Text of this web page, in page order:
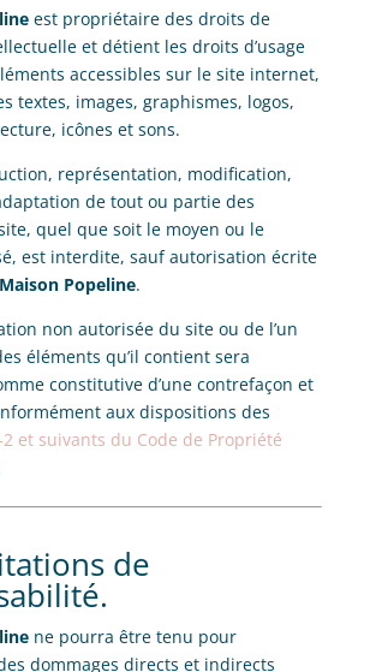
est propriétaire des droits de
et détient les droits d’usage
accessibles sur le site internet,
textes, images, graphismes, logos,
icônes et sons.
représentation, modification,
de tout ou partie des
quel que soit le moyen ou le
est interdite, sauf autorisation écrite
Maison Popeline.
non autorisée du site ou de l’un
éléments qu’il contient sera
constitutive d’une contrefaçon et
aux dispositions des
2 et suivants du Code de Propriété
de
ne pourra être tenu pour
dommages directs et indirects